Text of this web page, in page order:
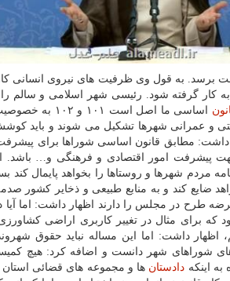
برسد. به قول وی ظرفیت های نیروی انسانی
گرفته شود. رئیسی شهر اسلامی و سالم را
اساسی ما اصل است ۱۰۱ و
و عمرانی شهرها تشکیل می شوند و باید
داشت: مطابق قانون اساسی شوراها برای
پیشرفت امور اقتصادی و فرهنگی و… باشد.
شهرها و روستاها را بخواهد پایمال کند
ضایع کند و به منابع طبیعی و ذخایر کشور
طرح در مجلس را دارند اظهار داشت: اما آیا
برای مثال در تغییر کاربری اراضی
داشت: اما این مساله نباید حقوق
شوراهای شهر دانست و اضافه کرد: هیچ
به اینکه دادستان ها و مجموعه های قضائی استان